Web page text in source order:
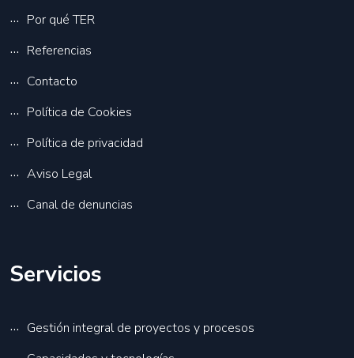
Por qué TER
Referencias
Contacto
Política de Cookies
Política de privacidad
Aviso Legal
Canal de denuncias
Servicios
Gestión integral de proyectos y procesos